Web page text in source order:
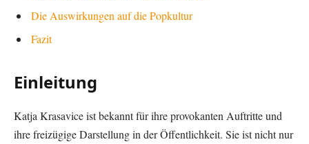
Die Auswirkungen auf die Popkultur
Fazit
Einleitung
Katja Krasavice ist bekannt für ihre provokanten Auftritte und
ihre freizügige Darstellung in der Öffentlichkeit. Sie ist nicht nur